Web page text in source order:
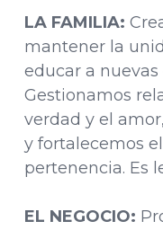
LA FAMILIA:
mantener la
educar a nuevas
Gestionamos
verdad y el
y fortalecemos
pertenencia. Es
EL NEGOCIO: